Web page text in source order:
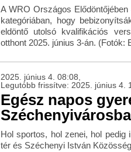
A WRO Országos
kategóriában, hogy
eldöntő utolsó kvalifikációs
otthont 2025. június 3-án. (Fotók:
2025. június 4. 08:08,
Legutóbb frissítve: 2025. június 4.
Egész napos
Hol sportos, hol zenei, hol
tér és Széchenyi István